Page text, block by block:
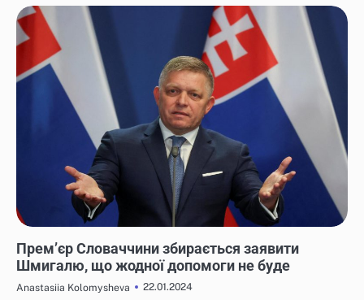
Прем’єр Словаччини збирається заявити
Шмигалю, що жодної допомоги не буде
Anastasiia Kolomysheva
22.01.2024